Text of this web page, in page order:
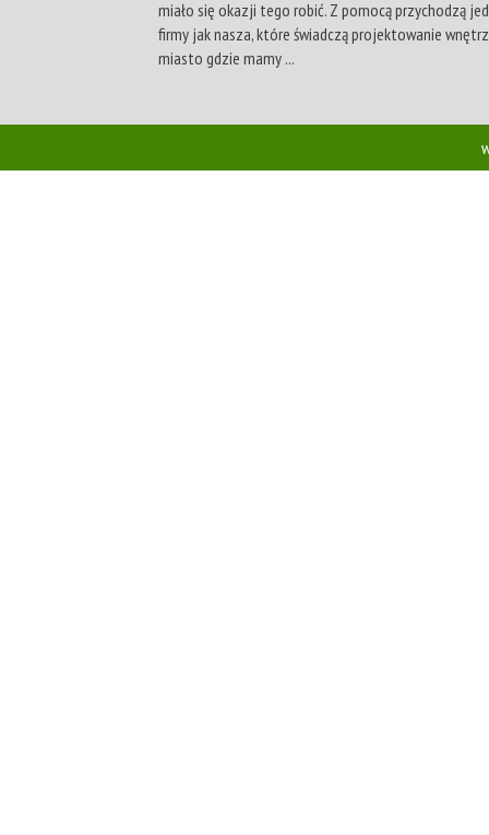
miało się okazji tego robić. Z pomocą przychodzą
firmy jak nasza, które świadczą projektowanie
miasto gdzie mamy ...